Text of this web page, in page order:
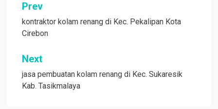
Post
navigation
Prev
kontraktor kolam renang di Kec. Pekalipan Kota
Cirebon
Next
jasa pembuatan kolam renang di Kec. Sukaresik
Kab. Tasikmalaya